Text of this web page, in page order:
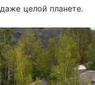
целой планете.